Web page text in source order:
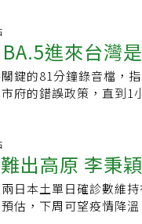
須進行高達百人以上規
出，感染症患者常是多
符合資格的患者少之又
莊銀清發現患者若使
死亡率可降低九成。
國際既有抗生素藥物，
「否則這些藥夾在法
素藥物，已名列國際
失。食藥署：視個案
長黃玫甄則表示，他
一般傳染病境外監測模
件！」第四步，是社
於「降低對大流行的
藥物公衛防疫措施)」
四，防疫做好做汭，避
、不摸口鼻、揉眼睛保
快」。不過，由於我
寬邊境管制，王必勝
一個關卡。王必勝表
時刻會拖延到2.5到3小
應是逐步放寬，但現
了，BA.5疫情很快就
他國家相比仍不理想，
口罩令放寬還是要看
疫苗，指揮中心提供
中央獎勵催長輩施打
恐影響解封腳步？莊
致死率及嚴重度與先
此作為解封考量，解
進來台灣
鍵的81分鐘錄音檔，
府的錯誤政策，直到1
系統」一定要整合起來
到疫情是否會再起？
據國外研究，如果接
以打第四劑，一定要
陳建仁說，大部分國家
出高原 李秉
日本土單日確診數維
估，下周可望疫情降